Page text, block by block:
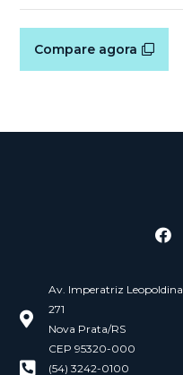
Compare agora
Av. Imperatriz Leopoldina,
271
Nova Prata/RS
CEP 95320-000
(54) 3242-0100